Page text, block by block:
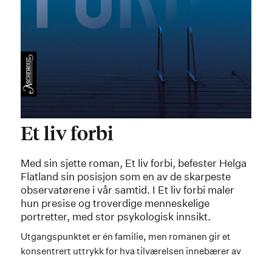
Et liv forbi
Med sin sjette roman, Et liv forbi, befester Helga
Flatland sin posisjon som en av de skarpeste
observatørene i vår samtid. I Et liv forbi maler
hun presise og troverdige menneskelige
portretter, med stor psykologisk innsikt.
Utgangspunktet er én familie, men romanen gir et
konsentrert uttrykk for hva tilværelsen innebærer av